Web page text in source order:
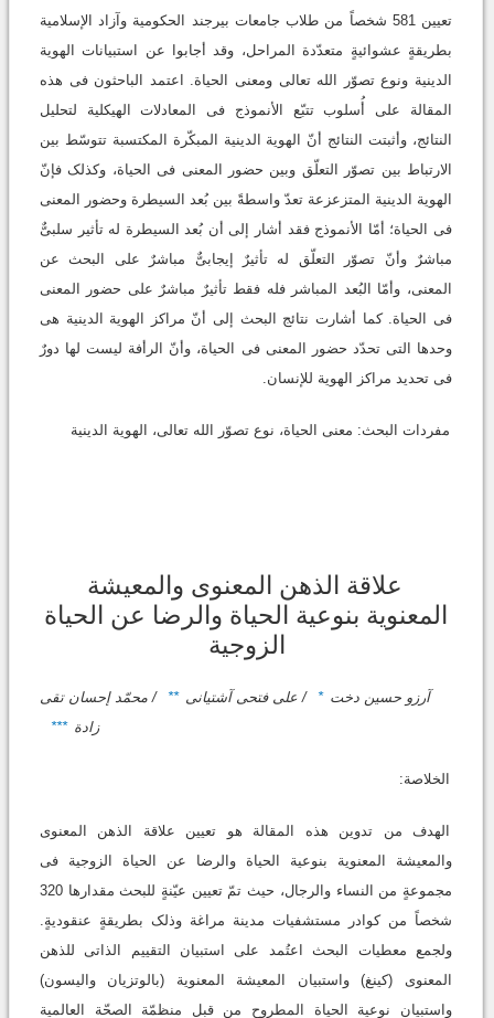
تعیین 581 شخصاً من طلاب جامعات بیرجند الحکومیة وآزاد الإسلامیة
بطریقةٍ عشوائیةٍ متعدّدة المراحل، وقد أجابوا عن استبیانات الهویة
الدینیة ونوع تصوّر الله تعالى ومعنى الحیاة. اعتمد الباحثون فی هذه
المقالة على أُسلوب تتبّع الأنموذج فی المعادلات الهیکلیة لتحلیل
النتائج، وأثبتت النتائج أنّ الهویة الدینیة المبکّرة المکتسبة تتوسّط بین
الارتباط بین تصوّر التعلّق وبین حضور المعنى فی الحیاة، وکذلک فإنّ
الهویة الدینیة المتزعزعة تعدّ واسطةً بین بُعد السیطرة وحضور المعنى
فی الحیاة؛ أمّا الأنموذج فقد أشار إلى أن بُعد السیطرة له تأثیر سلبیٌّ
مباشرٌ وأنّ تصوّر التعلّق له تأثیرٌ إیجابیٌّ مباشرٌ على البحث عن
المعنى، وأمّا البُعد المباشر فله فقط تأثیرٌ مباشرٌ على حضور المعنى
فی الحیاة. کما أشارت نتائج البحث إلى أنّ مراکز الهویة الدینیة هی
وحدها التی تحدّد حضور المعنى فی الحیاة، وأنّ الرأفة لیست لها دورٌ
فی تحدید مراکز الهویة للإنسان.
مفردات البحث: معنى الحیاة، نوع تصوّر الله تعالى، الهویة الدینیة
علاقة الذهن المعنوی والمعیشة
المعنویة بنوعیة الحیاة والرضا عن الحیاة
الزوجیة
آرزو حسین دخت * / علی فتحی آشتیانی **
/ محمّد إحسان تقی
زادة ***
الخلاصة:
الهدف من تدوین هذه المقالة هو تعیین علاقة الذهن المعنوی
والمعیشة المعنویة بنوعیة الحیاة والرضا عن الحیاة الزوجیة فی
مجموعةٍ من النساء والرجال، حیث تمّ تعیین عیّنةٍ للبحث مقدارها 320
شخصاً من کوادر مستشفیات مدینة مراغة وذلک بطریقةٍ عنقودیةٍ.
ولجمع معطیات البحث اعتُمد على استبیان التقییم الذاتی للذهن
المعنوی (کینغ) واستبیان المعیشة المعنویة (بالوتزیان والیسون)
واستبیان نوعیة الحیاة المطروح من قبل منظمّة الصحّة العالمیة